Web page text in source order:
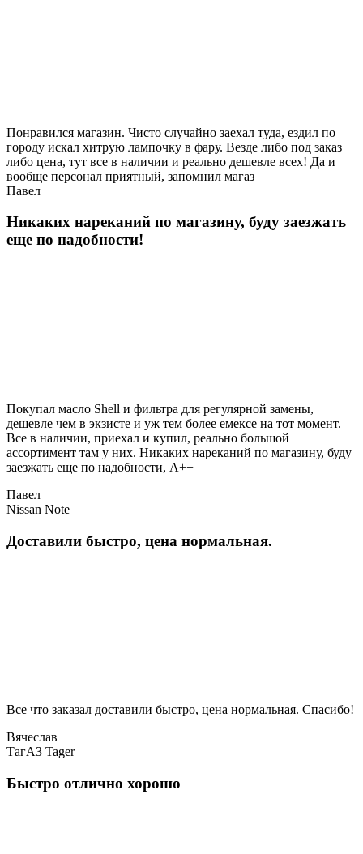
Понравился магазин. Чисто случайно заехал туда, ездил по
городу искал хитрую лампочку в фару. Везде либо под заказ
либо цена, тут все в наличии и реально дешевле всех! Да и
вообще персонал приятный, запомнил магаз
Павел
Никаких нареканий по магазину, буду заезжать
еще по надобности!
Покупал масло Shell и фильтра для регулярной замены,
дешевле чем в экзисте и уж тем более емексе на тот момент.
Все в наличии, приехал и купил, реально большой
ассортимент там у них. Никаких нареканий по магазину, буду
заезжать еще по надобности, A++
Павел
Nissan Note
Доставили быстро, цена нормальная.
Все что заказал доставили быстро, цена нормальная. Спасибо!
Вячеслав
ТагАЗ Tager
Быстро отлично хорошо